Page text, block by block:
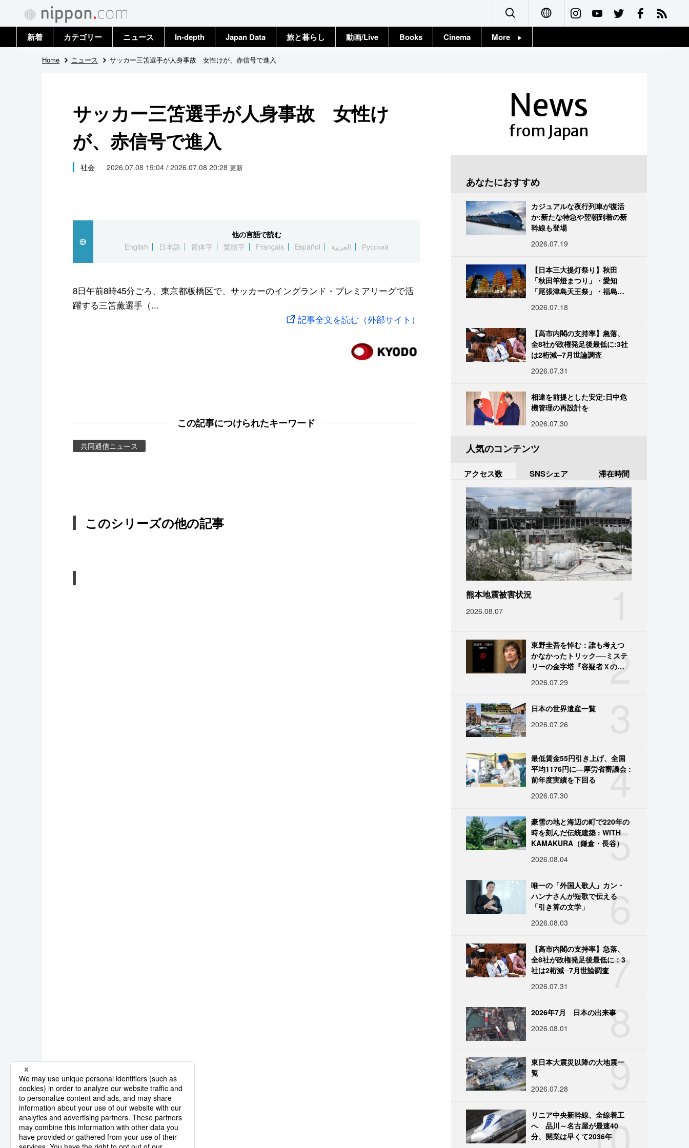
Français
新着 カテゴリー
政治・外交
国際
社会
文化
スポーツ・東京2020
ニュース
トップ
In-depth Japan Data 旅と暮らし 動画/Live Books Cinema More
Home ニュース サッカー三笘選手が人身事故 女性けが、赤信号で進入
サッカー三笘選手が人身事故 女性け
が、赤信号で進入
社会 2026.07.08 19:04 / 2026.07.08 20:28 更新
他の言語で読む
English
日本語 简体字 繁體字 Français Español العربية Русский
8日午前8時45分ごろ、東京都板橋区で、サッカーのイングランド・プレミアリーグで活
躍する三笘薫選手（...
記事全文を読む（外部サイト）
この記事につけられたキーワード
共同通信ニュース
このシリーズの他の記事
News
from Japan
あなたにおすすめ
カジュアルな夜行列車が復活
か:新たな特急や翌朝到着の新
幹線も登場
2026.07.19
【日本三大提灯祭り】秋田
「秋田竿燈まつり」・愛知
「尾張津島天王祭」・福島
だしい灯火が夜空を照らす光
2026.07.18
【高市内閣の支持率】急落、
全8社が政権発足後最低に:3社
は2桁減─7月世論調査
2026.07.31
相違を前提とした安定:日中危
機管理の再設計を
2026.07.30
人気のコンテンツ
アクセス数 SNSシェア 滞在時間
熊本地震被害状況
2026.08.07
2
東野圭吾を悼む：誰も考えつ
かなかったトリック──ミステ
リーの金字塔『容疑者Ｘの献
2026.07.29
日本の世界遺産一覧
2026.07.26
4
最低賃金55円引き上げ、全国
平均1176円に―厚労省審議会 :
前年度実績を下回る
2026.07.30
5
豪雪の地と海辺の町で220年の
時を刻んだ伝統建築 : WITH
KAMAKURA（鎌倉・長谷）
2026.08.04
6
唯一の「外国人歌人」カン・
ハンナさんが短歌で伝える
「引き算の文学」
2026.08.03
7
【高市内閣の支持率】急落、
全8社が政権発足後最低に：3
社は2桁減─7月世論調査
2026.07.31
8
2026年7月 日本の出来事
2026.08.01
9
東日本大震災以降の大地震一
覧
2026.07.28
10
リニア中央新幹線、全線着工
へ 品川～名古屋が最速40
分、開業は早くて2036年